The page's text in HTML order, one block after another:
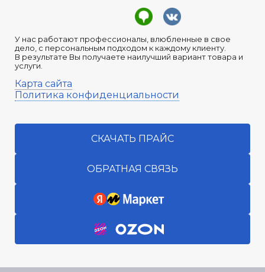
У нас работают профессионалы, влюбленные в свое
дело, с персональным подходом к каждому клиенту.
В результате Вы получаете наилучший вариант товара и
услуги.
Карта сайта
Политика конфиденциальности
СКАЧАТЬ ПРАЙС
ОБРАТНАЯ СВЯЗЬ